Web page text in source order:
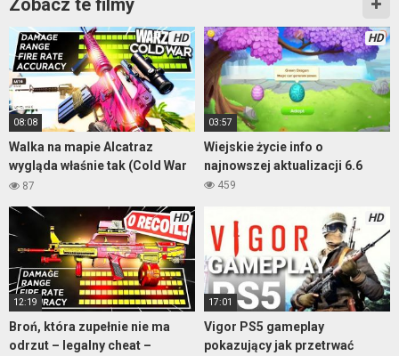
Zobacz te filmy
HD
08:08
Walka na mapie Alcatraz
wygląda właśnie tak (Cold War
Warzone)
87
HD
03:57
Wiejskie życie info o
najnowszej aktualizacji 6.6
459
HD
12:19
Broń, która zupełnie nie ma
odrzut – legalny cheat –
HD
17:01
Vigor PS5 gameplay
pokazujący jak przetrwać